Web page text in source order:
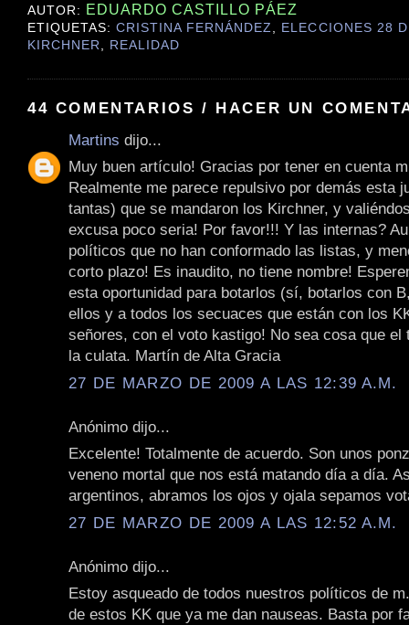
AUTOR: EDUARDO CASTILLO PÁEZ
ETIQUETAS:CRISTINA FERNÁNDEZ, ELECCIONES 28
KIRCHNER, REALIDAD
44 COMENTARIOS / HACER UN
Martins dijo...
Muy buen artículo! Gracias por tener en cuenta
Realmente me parece repulsivo por demás esta
tantas) que se mandaron los Kirchner, y
excusa poco seria! Por favor!!! Y las internas?
políticos que no han conformado las listas, y
corto plazo! Es inaudito, no tiene nombre!
esta oportunidad para botarlos (sí, botarlos con
ellos y a todos los secuaces que están con los
señores, con el voto kastigo! No sea cosa que el
la culata. Martín de Alta Gracia
27 DE MARZO DE 2009 A LAS 12:39 A.M.
Anónimo dijo...
Excelente! Totalmente de acuerdo. Son unos
veneno mortal que nos está matando día a día.
argentinos, abramos los ojos y ojala sepamos
27 DE MARZO DE 2009 A LAS 12:52 A.M.
Anónimo dijo...
Estoy asqueado de todos nuestros políticos de
de estos KK que ya me dan nauseas. Basta por